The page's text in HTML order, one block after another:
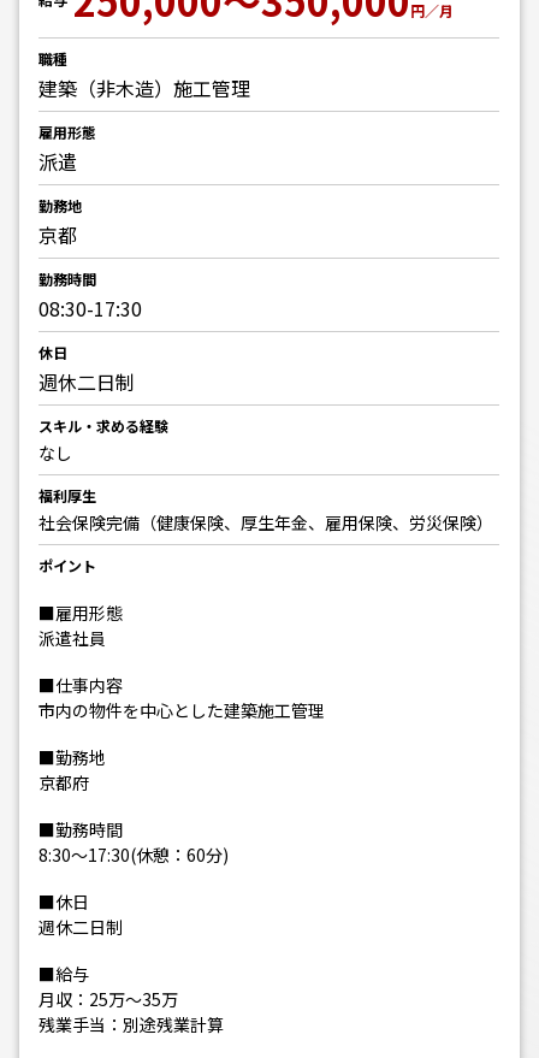
円／月
職種
建築（非木造）施工管理
雇用形態
派遣
勤務地
京都
勤務時間
08:30-17:30
休日
週休二日制
スキル・求める経験
なし
福利厚生
社会保険完備（健康保険、厚生年金、雇用保険、労災保険）
ポイント
■雇用形態
派遣社員
■仕事内容
市内の物件を中心とした建築施工管理
■勤務地
京都府
■勤務時間
8:30～17:30(休憩：60分)
■休日
週休二日制
■給与
月収：25万～35万
残業手当：別途残業計算